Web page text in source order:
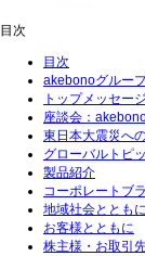
目次
目次
akebonoグルー
トップメッセージ
座談会：
東日本大震災へ
グローバルトピ
製品紹介
コーポレートブ
地域社会とともに
お客様とともに
株主様・お取引